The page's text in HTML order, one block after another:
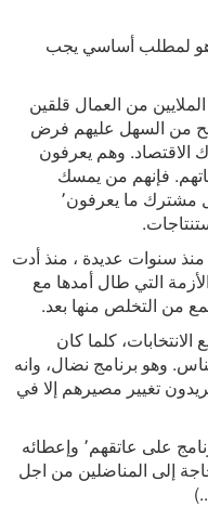
هو لمطلب أساسي يجب
من العمال قلقين
ويريدون التأثير عليه٬ يصبح من السهل عليهم فرض
الاقتصاد. وهم يعرفون
فإنهم من يمسك
الحسابات. و إنه ليكفي إن وضعوا بشكل مشترك ما يعرفون٬
سنوات عديدة ، منذ أدت
التي طال أمدها مع
من التخلص منها بعد.
كلما كان
وهو برنامج نضال، وانه
تغيير مصيرهم إلا في
ولكن في سبيل أن يأخذ العمال هذا البرنامج على عاتقهم٬ وإعطائه
إلى المناضلين من اجل